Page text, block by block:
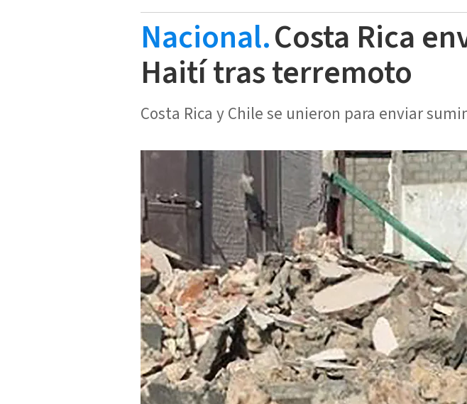
Nacional.Costa Rica
Haití tras terremoto
Costa Rica y Chile se unieron para enviar